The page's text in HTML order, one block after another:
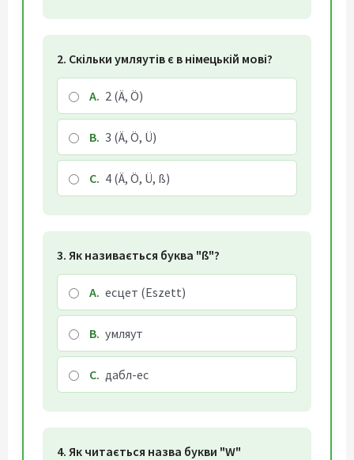
2. Скільки умляутів є в німецькій мові?
A. 2 (Ä, Ö)
B. 3 (Ä, Ö, Ü)
C. 4 (Ä, Ö, Ü, ß)
3. Як називається буква "ß"?
A. есцет (Eszett)
B. умляут
C. дабл-ес
4. Як читається назва букви "W"